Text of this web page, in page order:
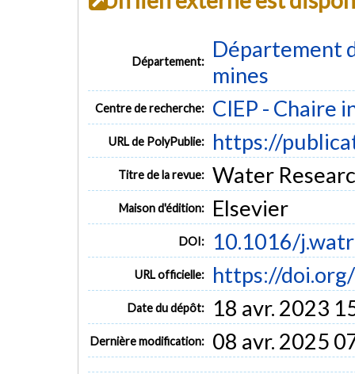
Département:
Département
mines
Centre de recherche: CIEP - Chaire
URL de PolyPublie: https://
Titre de la revue: Water
Maison d'édition: Elsevier
DOI: 10.1016/
URL officielle: https://
Date du dépôt: 18 avr. 2023
Dernière modification: 08 avr. 2025